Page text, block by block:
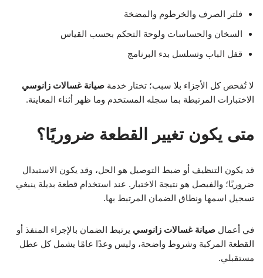
فلتر الصرف والخرطوم والمضخة
السخان والحساسات ولوحة التحكم بحسب القياس
قفل الباب وتسلسل بدء البرنامج
لا تُفحص كل الأجزاء بلا سبب؛ تختار خدمة صيانة غسالات زانوسي
الاختبارات المرتبطة بما سجله المستخدم وما ظهر أثناء المعاينة.
متى يكون تغيير القطعة ضروريًا؟
قد يكون التنظيف أو ضبط التوصيل هو الحل، وقد يكون الاستبدال
ضروريًا؛ والفيصل هو نتيجة الاختبار. عند استخدام قطعة بديلة ينبغي
تسجيل اسمها ونطاق الضمان المرتبط بها.
في أعمال صيانة غسالات زانوسي يرتبط الضمان بالإجراء المنفذ أو
القطعة المركبة وشروط واضحة، وليس وعدًا عامًا يشمل كل عطل
مستقبلي.